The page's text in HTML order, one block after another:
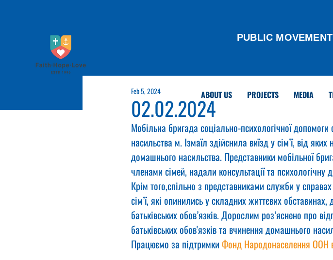
PUBLIC
ABOUT US PROJECTS MEDIA
02.02.2024
Feb 5, 2024
Мобільна бригада соціально-психологічної
насильства м. Ізмаїл здійснила виїзд у сім’ї, від
домашнього насильства. Представники мобільної
членами сімей, надали консультації та психологічну
Крім того,спільно з представниками служби у справах
сім’ї, які опинились у складних життєвих
батьківських обов’язків. Дорослим роз’яснено про
батьківських обов'язків та вчинення домашнього
Працюємо за підтримки Фонд Народонаселення ООН